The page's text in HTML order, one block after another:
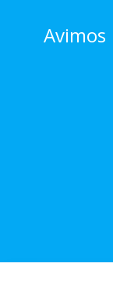
contentAvimos